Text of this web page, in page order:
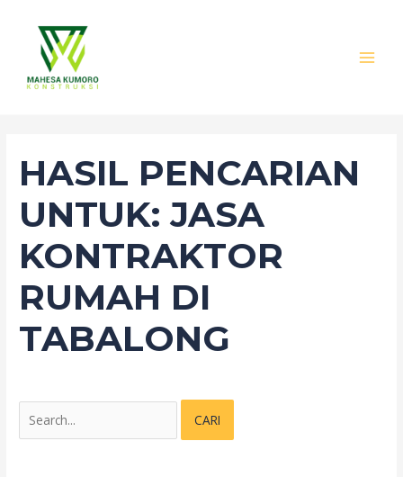
HASIL PENCARIAN
UNTUK:JASA
KONTRAKTOR
RUMAH DI
TABALONG
untuk: